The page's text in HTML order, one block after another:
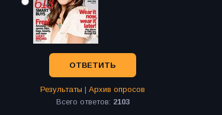
Результаты |Архив опросов
Всего ответов: 2103